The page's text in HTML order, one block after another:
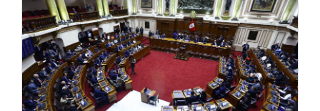
también incluye la discusión del dictamen del Proyecto de
Ley (PL) 1097, que propone disponer medidas para
garantizar los derechos de los trabajadores afectados por
las disposiciones legales implementadas durante la
emergencia sanitaria provocada por la COVID-19.
Además, el PL 2601 que plantea la Ley que deroga el